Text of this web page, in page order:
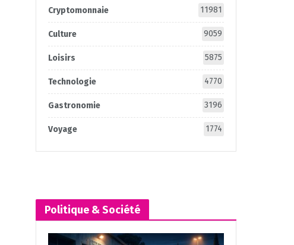
Cryptomonnaie 11981
Culture 9059
Loisirs 5875
Technologie 4770
Gastronomie 3196
Voyage 1774
Politique & Société